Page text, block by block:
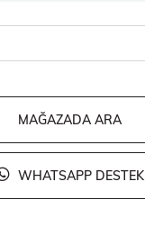
MAĞAZADA ARA
WHATSAPP DESTEK